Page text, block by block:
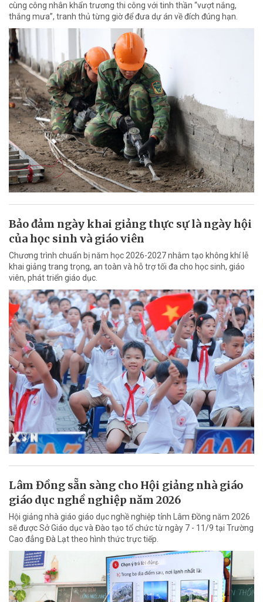
cùng công nhân khẩn trương thi công với tinh thần “vượt nắng,
thắng mưa”, tranh thủ từng giờ để đưa dự án về đích đúng hạn.
Bảo đảm ngày khai giảng thực sự là ngày hội
của học sinh và giáo viên
Chương trình chuẩn bị năm học 2026-2027 nhằm tạo không khí lễ
khai giảng trang trọng, an toàn và hỗ trợ tối đa cho học sinh, giáo
viên, phát triển giáo dục.
Lâm Đồng sẵn sàng cho Hội giảng nhà giáo
giáo dục nghề nghiệp năm 2026
Hội giảng nhà giáo giáo dục nghề nghiệp tỉnh Lâm Đồng năm 2026
sẽ được Sở Giáo dục và Đào tạo tổ chức từ ngày 7 - 11/9 tại Trường
Cao đẳng Đà Lạt theo hình thức trực tiếp.